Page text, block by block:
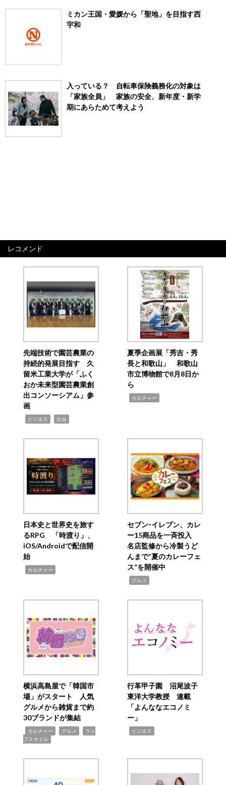
ミカン王国・愛媛から「聖地」を目指す西
宇和
入っている？ 自転車保険義務化の対象は
「家族全員」 家族の安全、新年度・新学
期にあらためて考えよう
レコメンド
先端技術で園芸農業の
持続的発展目指す 久
留米工業大学が「ふく
おか未来型園芸農業創
出コンソーシアム」参
画
ビジネス 社会
夏季企画展「秀吉・秀
長と和歌山」 和歌山
市立博物館で8月8日か
ら
カルチャー
日本史と世界史を旅す
るRPG 「時渡り」、
iOS/Androidで配信開
始
カルチャー
セブン‐イレブン、カレ
ー15商品を一斉投入
名店監修から冷製うど
んまで“夏のカレーフェ
ス”を開催中
グルメ
横浜高島屋で「韓国市
場」がスタート 人気
グルメから雑貨まで約
30ブランドが集結
カルチャー グルメ
ライ
フスタイル
行革甲子園 沼尾波子
東洋大学教授 連載
「よんななエコノミ
ー」
ビジネス